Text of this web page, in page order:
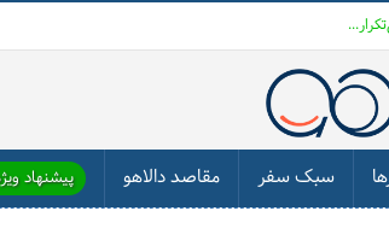
سبک سفر مقاصد دالاهو پیشنهاد